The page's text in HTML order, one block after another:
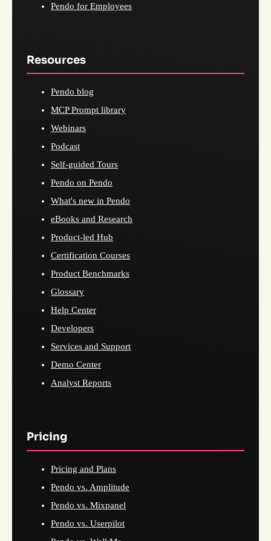
Pendo for Employees
Resources
Pendo blog
MCP Prompt library
Webinars
Podcast
Self-guided Tours
Pendo on Pendo
What's new in Pendo
eBooks and Research
Product-led Hub
Certification Courses
Product Benchmarks
Glossary
Help Center
Developers
Services and Support
Demo Center
Analyst Reports
Pricing
Pricing and Plans
Pendo vs. Amplitude
Pendo vs. Mixpanel
Pendo vs. Userpilot